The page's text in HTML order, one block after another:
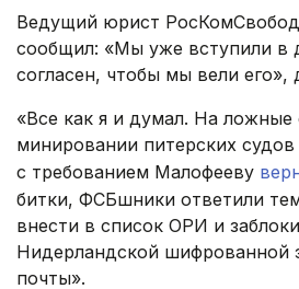
Ведущий юрист
сообщил: «Мы уже вступили в
согласен, чтобы мы вели его»,
«Все как я и думал. На ложные
минировании питерских
с требованием Малофееву
битки, ФСБшники ответили
внести в список ОРИ и
Нидерландской шифрованной
почты».